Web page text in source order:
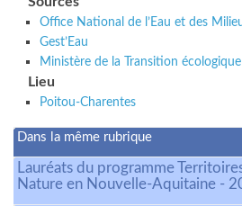
Office National de l’Eau et des
Gest’Eau
Ministère de la Transition
Lieu
Poitou-Charentes
Dans la même rubrique
Lauréats du programme
Nature en Nouvelle-Aquitaine -